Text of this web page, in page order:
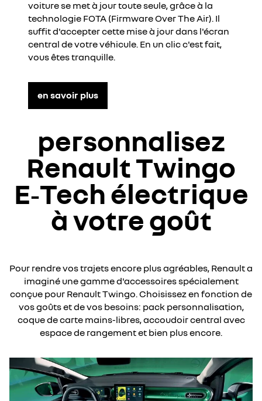
voiture se met à jour toute seule, grâce à la
technologie FOTA (Firmware Over The Air). Il
suffit d'accepter cette mise à jour dans l'écran
central de votre véhicule. En un clic c'est fait,
vous êtes tranquille. ​
en savoir plus
personnalisez
Renault Twingo
E‑Tech électrique
à votre goût
Pour rendre vos trajets encore plus agréables, Renault a
imaginé une gamme d'accessoires spécialement
conçue pour Renault Twingo. Choisissez en fonction de
vos goûts et de vos besoins: pack personnalisation,​
coque de carte mains-libres, accoudoir central avec
espace de rangement et bien plus encore.